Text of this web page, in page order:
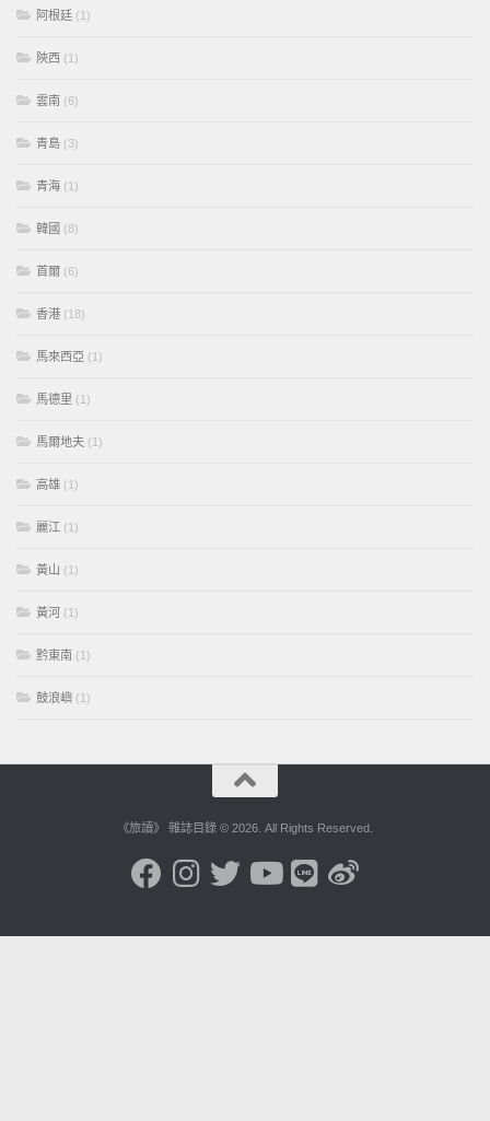
阿根廷 (1)
陝西 (1)
雲南 (6)
青島 (3)
青海 (1)
韓國 (8)
首爾 (6)
香港 (18)
馬來西亞 (1)
馬德里 (1)
馬爾地夫 (1)
高雄 (1)
麗江 (1)
黃山 (1)
黃河 (1)
黔東南 (1)
鼓浪嶼 (1)
《旅讀》 雜誌目錄 © 2026. All Rights Reserved.